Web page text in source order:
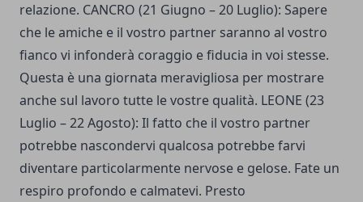
relazione. CANCRO (21 Giugno – 20 Luglio): Sapere
che le amiche e il vostro partner saranno al vostro
fianco vi infonderà coraggio e fiducia in voi stesse.
Questa è una giornata meravigliosa per mostrare
anche sul lavoro tutte le vostre qualità. LEONE (23
Luglio – 22 Agosto): Il fatto che il vostro partner
potrebbe nascondervi qualcosa potrebbe farvi
diventare particolarmente nervose e gelose. Fate un
respiro profondo e calmatevi. Presto